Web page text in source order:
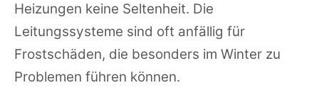
Heizungen keine Seltenheit. Die
Leitungssysteme sind oft anfällig für
Frostschäden, die besonders im Winter zu
Problemen führen können.